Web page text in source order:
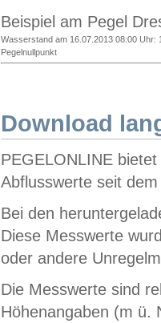
Beispiel am Pegel
Wasserstand am 16.07.2013 08:00 Uhr:
Pegelnullpunkt
Download
PEGELONLINE
Abflusswerte seit
Bei den
Diese Messwerte
oder andere
Die Messwerte sind
Höhenangaben (m ü.